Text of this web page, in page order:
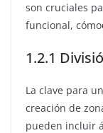
son cruciales
funcional,
1.2.1
La clave para
creación de
pueden incluir